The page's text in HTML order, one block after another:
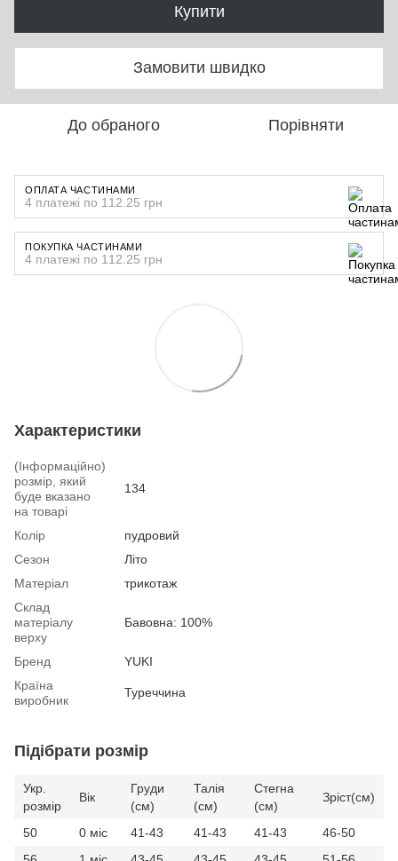
Купити
Замовити швидко
До обраного Порівняти
ОПЛАТА ЧАСТИНАМИ
4 платежі по 112.25 грн
ПОКУПКА ЧАСТИНАМИ
4 платежі по 112.25 грн
Характеристики
(Інформаційно)
розмір, який
буде вказано
на товарі
134
Колір
пудровий
Сезон
Літо
Матеріал
трикотаж
Склад
матеріалу
верху
Бавовна: 100%
Бренд
YUKI
Країна
виробник
Туреччина
Підібрати розмір
Укр.
розмір
Вік
Груди
(см)
Талія
(см)
Стегна
(см)
Зріст(см)
50 0 міс 41-43 41-43 41-43
46-50